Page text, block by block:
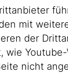
das
Nach der
mit
der
wie
nicht